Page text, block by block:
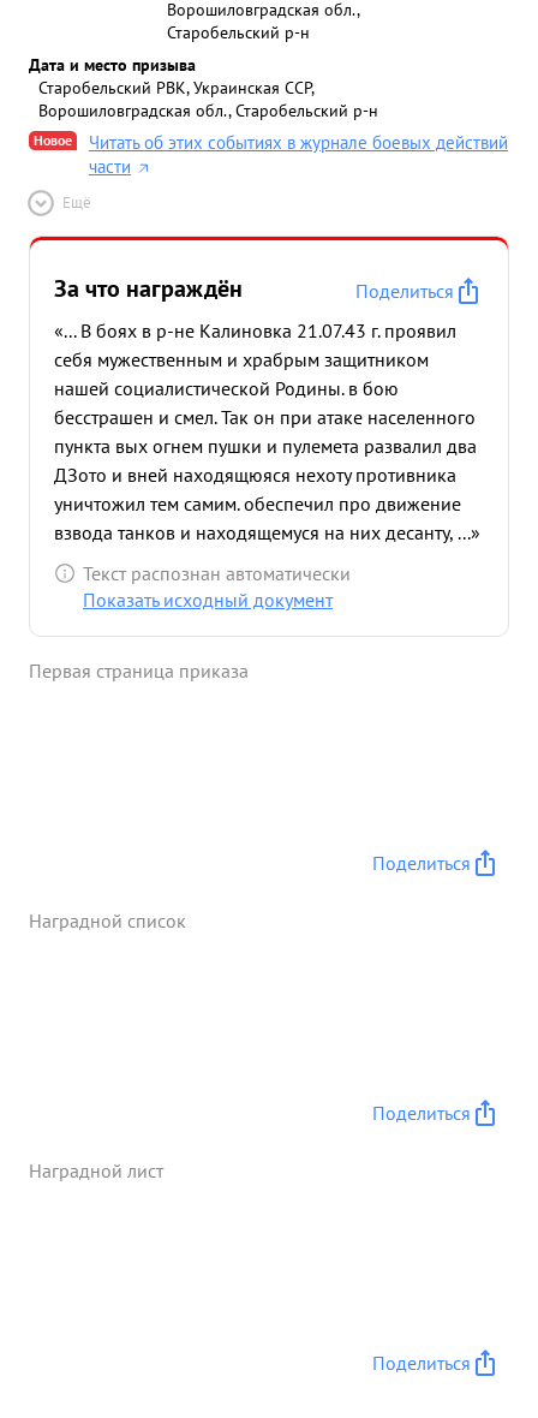
Ворошиловградская обл.,
Старобельский р-н
Дата и место призыва
Старобельский РВК, Украинская ССР,
Ворошиловградская обл., Старобельский р-н
Новое
Читать об этих событиях в журнале боевых действий
части
Ещё
За что награждён
Поделиться
«... В боях в р-не Калиновка 21.07.43 г. проявил
себя мужественным и храбрым защитником
нашей социалистической Родины. в бою
бесстрашен и смел. Так он при атаке населенного
пункта вых огнем пушки и пулемета развалил два
ДЗото и вней находящюяся нехоту противника
уничтожил тем самим. обеспечил про движение
взвода танков и находящемуся на них десанту, ...»
Текст распознан автоматически
Показать исходный документ
Первая страница приказа
Поделиться
Наградной список
Поделиться
Наградной лист
Поделиться